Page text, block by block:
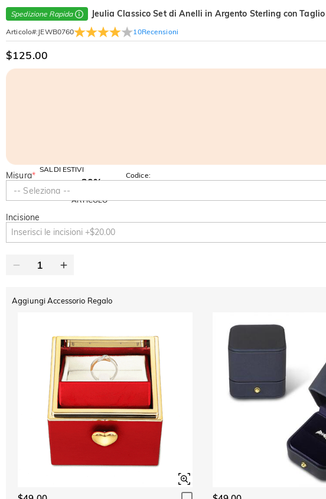
Spedizione Rapida Jeulia Classico Set di Anelli in Argento Sterling con
Articolo#: JEWB0760 10Recensioni
$125.00
SALDI ESTIVI
-10%
SU TUTTO
-30%
ARTICOLO
Codice:
Misura*
-- Seleziona --
Incisione
Aggiungi Accessorio Regalo